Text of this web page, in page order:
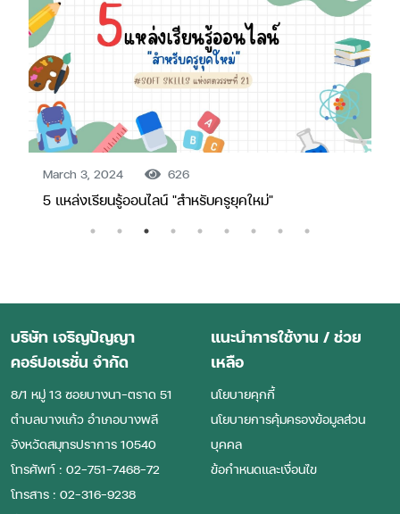
March 3, 2024 626
5 แหล่งเรียนรู้ออนไลน์ "สำหรับครูยุคใหม่"
บริษัท เจริญปัญญา
คอร์ปอเรชั่น จำกัด
8/1 หมู่ 13 ซอยบางนา-ตราด 51
ตําบลบางแก้ว อําเภอบางพลี
จังหวัดสมุทรปราการ 10540
โทรศัพท์ : 02-751-7468-72
โทรสาร : 02-316-9238
แนะนำการใช้งาน / ช่วย
เหลือ
นโยบายคุกกี้
นโยบายการคุ้มครองข้อมูลส่วน
บุคคล
ข้อกำหนดและเงื่อนไข